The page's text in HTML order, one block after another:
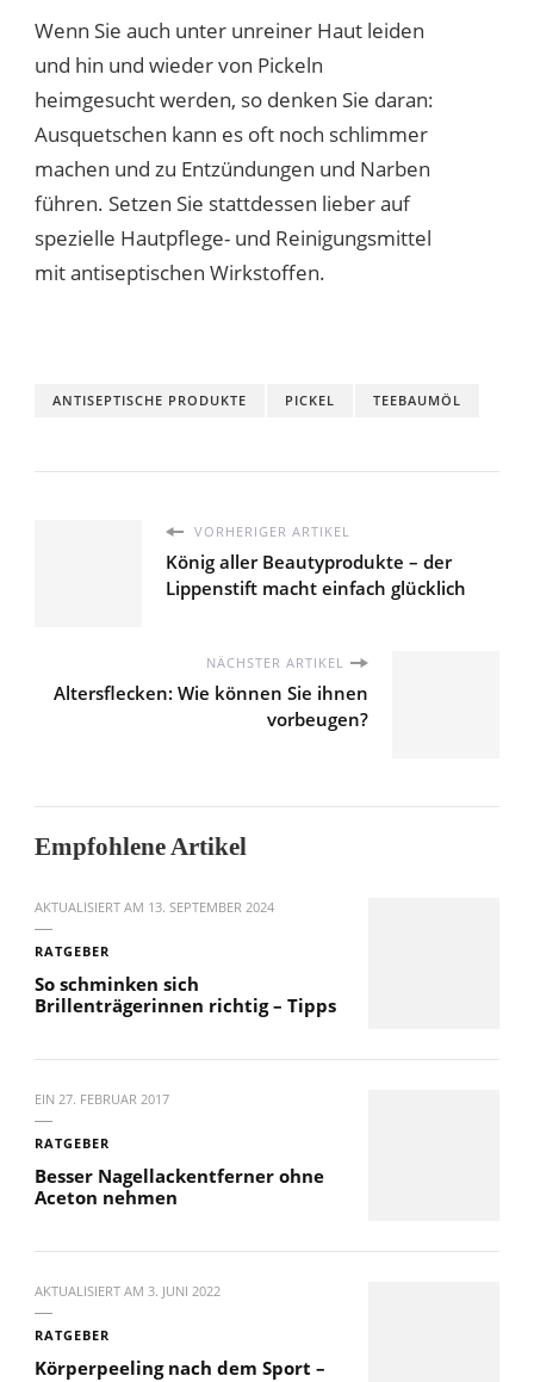
Wenn Sie auch unter unreiner Haut leiden
und hin und wieder von Pickeln
heimgesucht werden, so denken Sie daran:
Ausquetschen kann es oft noch schlimmer
machen und zu Entzündungen und Narben
führen. Setzen Sie stattdessen lieber auf
spezielle Hautpflege- und Reinigungsmittel
mit antiseptischen Wirkstoffen.
ANTISEPTISCHE PRODUKTE PICKEL TEEBAUMÖL
VORHERIGER ARTIKEL
König aller Beautyprodukte – der
Lippenstift macht einfach glücklich
NÄCHSTER ARTIKEL
Altersflecken: Wie können Sie ihnen
vorbeugen?
Empfohlene Artikel
AKTUALISIERT AM 13. SEPTEMBER 2024
RATGEBER
So schminken sich
Brillenträgerinnen richtig – Tipps
EIN 27. FEBRUAR 2017
RATGEBER
Besser Nagellackentferner ohne
Aceton nehmen
AKTUALISIERT AM 3. JUNI 2022
RATGEBER
Körperpeeling nach dem Sport –